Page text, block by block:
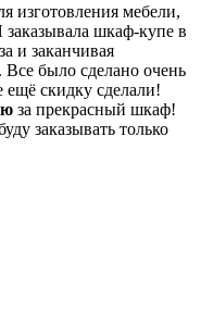
изготовления мебели,
шкаф-купе в
и заканчивая
было сделано очень
скидку сделали!
за прекрасный шкаф!
заказывать только